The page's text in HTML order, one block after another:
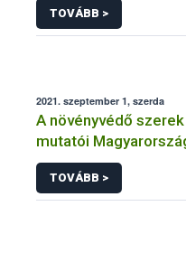
TOVÁBB >
2021. szeptember 1, szerda
A növényvédő
mutatói
TOVÁBB >